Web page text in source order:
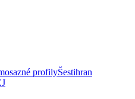
profilyŠestihran